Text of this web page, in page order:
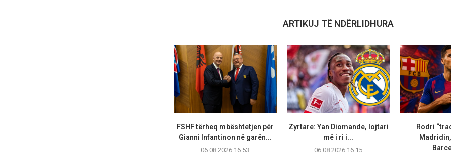
ARTIKUJ TË NDËRLIDHURA
FSHF tërheq mbështetjen për
Gianni Infantinon në garën...
06.08.2026 16:53
Zyrtare: Yan Diomande, lojtari
më i ri i...
06.08.2026 16:15
Rodri